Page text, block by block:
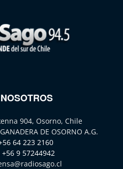
904, Osorno, Chile
DE OSORNO A.G.
64 223 2160
+56 9 57244942